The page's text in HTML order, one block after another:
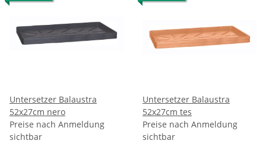
Untersetzer Balaustra
52x27cm nero
Preise nach Anmeldung
sichtbar
Untersetzer Balaustra
52x27cm tes
Preise nach Anmeldung
sichtbar